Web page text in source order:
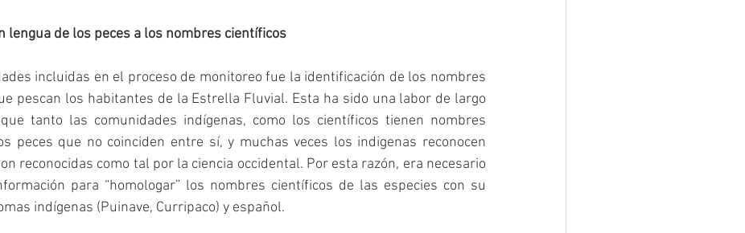
lengua de los peces a los nombres científicos
incluidas en el proceso de monitoreo fue la identificación de los nombres
pescan los habitantes de la Estrella Fluvial. Esta ha sido una labor de largo
tanto las comunidades indígenas, como los científicos tienen nombres
peces que no coinciden entre sí, y muchas veces los indigenas reconocen
reconocidas como tal por la ciencia occidental. Por esta razón, era necesario
para “homologar” los nombres científicos de las especies con su
indígenas (Puinave, Curripaco) y español.